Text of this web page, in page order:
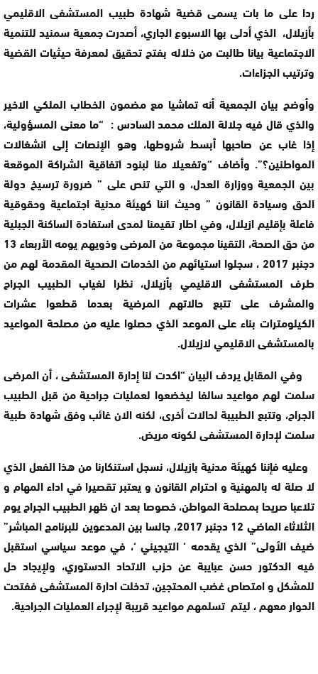
ردا على ما بات يسمى قضية شهادة طبيب المستشفى الاقليمي
بأزيلال، الذي أدلى بها الاسبوع الجاري، أصدرت جمعية سمنيد للتنمية
الاجتماعية بيانا طالبت من خلاله بفتح تحقيق لمعرفة حيثيات القضية
وترتيب الجزاءات.
وأوضح بيان الجمعية أنه تماشيا مع مضمون الخطاب الملكي الاخير
والذي قال فيه جلالة الملك محمد السادس : “ما معنى المسؤولية،
إذا غاب عن صاحبها أبسط شروطها، وهو الإنصات إلى انشغالات
المواطنين؟”. وأضاف “وتفعيلا منا لبنود اتفاقية الشراكة الموقعة
بين الجمعية ووزارة العدل، و التي تنص على ” ضرورة ترسيخ دولة
الحق وسيادة القانون ” وحيث اننا كهيئة مدنية اجتماعية وحقوقية
فاعلة بإقليم ازيلال، وفي اطار تقيمنا لمدى استفادة الساكنة الجبلية
من حق الصحة، التقينا مجموعة من المرضى وذويهم يومه الأربعاء 13
دجنبر 2017 ، سجلوا استيائهم من الخدمات الصحية المقدمة لهم من
طرف المستشفى الاقليمي بأزيلال، نظرا لغياب الطبيب الجراح
والمشرف على تتبع حالاتهم المرضية بعدما قطعوا عشرات
الكيلومترات بناء على الموعد الذي حصلوا عليه من مصلحة المواعيد
بالمستشفى الاقليمي لازيلال.
وفي المقابل يردف البيان “اكدت لنا إدارة المستشفى ، أن المرضى
سلمت لهم مواعيد سالفا ليخضعوا لعمليات جراحية من قبل الطبيب
الجراح، وتتبع الطبيبة لحالات أخرى، لكنه الان غائب وفق شهادة طبية
سلمت لإدارة المستشفى لكونه مريض.
وعليه فإننا كهيئة مدنية بازيلال، نسجل استنكارنا من هذا الفعل الذي
لا صلة له بالمهنية و احترام القانون و يعتبر تقصيرا في اداء المهام و
تلاعبا صريحا بمصلحة المواطن، خصوصا بعد ان ظهر الطبيب الجراح يوم
الثلاثاء الماضي 12 دجنبر 2017، جالسا بين المدعوين للبرنامج المباشر”
ضيف الأولى” الذي يقدمه ‘ التيجيني ‘، في موعد سياسي استقبل
فيه الدكتور حسن عبايبة عن حزب الاتحاد الدستوري، ولإيجاد حل
للمشكل و امتصاص غضب المحتجين، تدخلت ادارة المستشفى ففتحت
الحوار معهم ، ليتم تسلمهم مواعيد قريبة لإجراء العمليات الجراحية.